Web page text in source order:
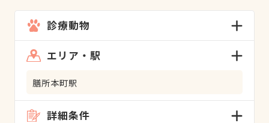
診療動物
エリア・駅
膳所本町駅
詳細条件